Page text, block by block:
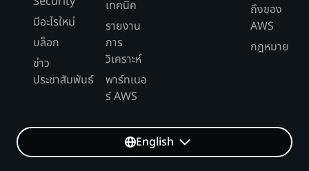
มีอะไรใหม่
บล็อก
ข่าว
ประชาสัมพันธ์
เทคนิค
รายงาน
การ
วิเคราะห์
พาร์ทเนอ
ร์ AWS
ถึงของ
AWS
กฎหมาย
English